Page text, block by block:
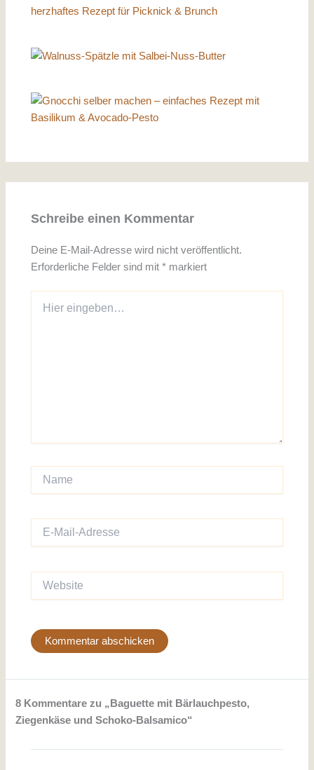
Schreibe einen Kommentar
Deine E-Mail-Adresse wird nicht veröffentlicht.
Erforderliche Felder sind mit* markiert
eingeben…
Mail-
8 Kommentare zu „Baguette mit Bärlauchpesto,
Ziegenkäse und Schoko-Balsamico“